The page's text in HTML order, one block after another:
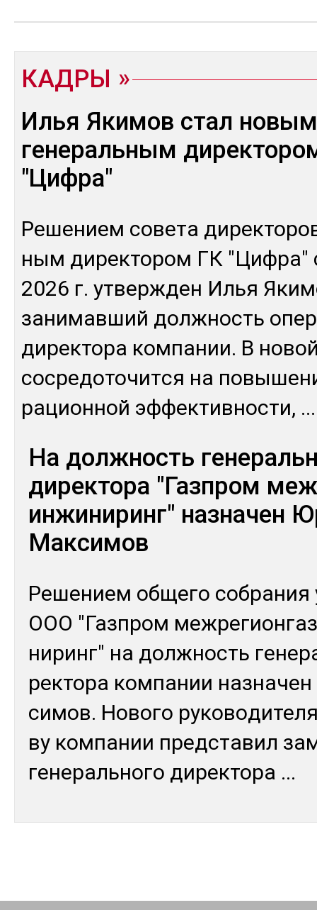
КАДРЫ
Илья Якимов стал новым
генеральным
"Цифра"
Ре­шением со­вета
ным ди­рек­то­ром ГК "Циф­ра"
2026 г. ут­вер­жден Илья
за­нимав­ший дол­жность
ди­рек­то­ра ком­па­нии. В
сос­ре­дото­чит­ся на
рацион­ной эф­фек­тив­нос­ти, ...
На должность
директора "Газпром
инжиниринг" назначен
Максимов
Ре­шением об­ще­го соб­ра­ния
ООО "Газ­пром
ниринг" на дол­жность
рек­то­ра ком­па­нии
си­мов. Но­вого
ву ком­па­нии пред­ста­вил
ге­нераль­но­го ди­рек­то­ра ...